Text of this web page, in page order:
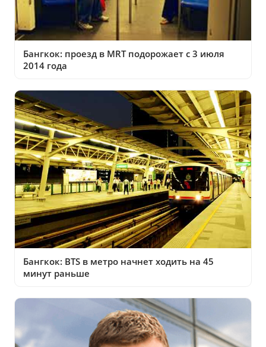
Бангкок: проезд в MRT подорожает с 3 июля
2014 года
Бангкок: BTS в метро начнет ходить на 45
минут раньше